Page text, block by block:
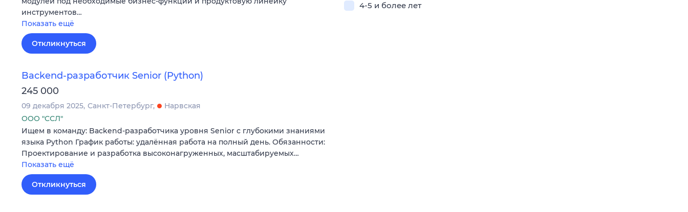
инструментов…
Показать ещё
Откликнуться
Backend-разработчик Senior (Python)
245 000
09 декабря 2025 Санкт-Петербург
Нарвская
ООО "ССЛ"
Ищем в команду: Backend-разработчика уровня Senior с глубокими знаниями
языка Python График работы: удалённая работа на полный день. Обязанности:
Проектирование и разработка высоконагруженных, масштабируемых…
Показать ещё
Откликнуться
4-5 и более лет